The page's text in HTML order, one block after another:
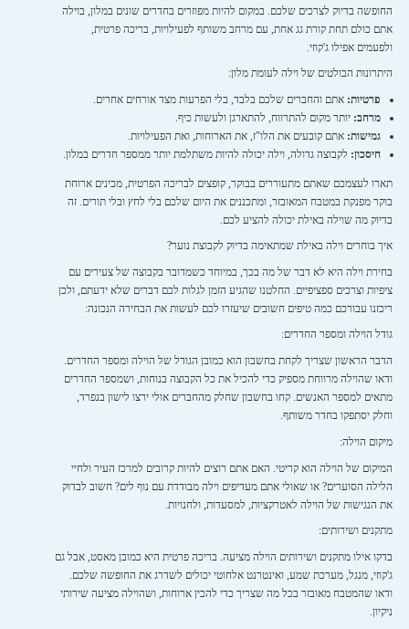
החופשה בדיוק לצרכים שלכם. במקום להיות מפוזרים בחדרים שונים במלון, בוילה
אתם כולם תחת קורת גג אחת, עם מרחב משותף לפעילויות, בריכה פרטית,
ולפעמים אפילו ג'קוזי.
היתרונות הבולטים של וילה לעומת מלון:
פרטיות: אתם והחברים שלכם בלבד, בלי הפרעות מצד אורחים אחרים.
מרחב: יותר מקום להתרווח, להתארגן ולעשות כיף.
גמישות: אתם קובעים את הלו"ז, את הארוחות, ואת הפעילויות.
חיסכון: לקבוצה גדולה, וילה יכולה להיות משתלמת יותר ממספר חדרים במלון.
תארו לעצמכם שאתם מתעוררים בבוקר, קופצים לבריכה הפרטית, מכינים ארוחת
בוקר מפנקת במטבח המאובזר, ומתכננים את היום שלכם בלי לחץ ובלי תורים. זה
בדיוק מה שוילה באילת יכולה להציע לכם.
איך בוחרים וילה באילת שמתאימה בדיוק לקבוצת נוער?
בחירת וילה היא לא דבר של מה בכך, במיוחד כשמדובר בקבוצה של צעירים עם
ציפיות וצרכים ספציפיים. החלטנו שהגיע הזמן לגלות לכם דברים שלא ידעתם, ולכן
ריכזנו עבורכם כמה טיפים חשובים שיעזרו לכם לעשות את הבחירה הנכונה:
גודל הוילה ומספר החדרים:
הדבר הראשון שצריך לקחת בחשבון הוא כמובן הגודל של הוילה ומספר החדרים.
ודאו שהוילה מרווחת מספיק כדי להכיל את כל הקבוצה בנוחות, ושמספר החדרים
מתאים למספר האנשים. קחו בחשבון שחלק מהחברים אולי ירצו לישון בנפרד,
וחלק יסתפקו בחדר משותף.
מיקום הוילה:
המיקום של הוילה הוא קריטי. האם אתם רוצים להיות קרובים למרכז העיר ולחיי
הלילה הסוערים? או שאולי אתם מעדיפים וילה מבודדת עם נוף לים? חשוב לבדוק
את הנגישות של הוילה לאטרקציות, למסעדות, ולחנויות.
מתקנים ושירותים:
בדקו אילו מתקנים ושירותים הוילה מציעה. בריכה פרטית היא כמובן מאסט, אבל גם
ג'קוזי, מנגל, מערכת שמע, ואינטרנט אלחוטי יכולים לשדרג את החופשה שלכם.
ודאו שהמטבח מאובזר בכל מה שצריך כדי להכין ארוחות, ושהוילה מציעה שירותי
ניקיון.